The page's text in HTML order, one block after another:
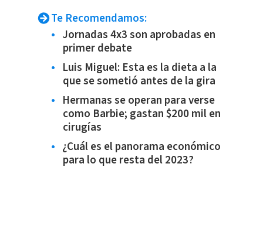
Te Recomendamos:
Jornadas 4x3 son aprobadas en
primer debate
Luis Miguel: Esta es la dieta a la
que se sometió antes de la gira
Hermanas se operan para verse
como Barbie; gastan $200 mil en
cirugías
¿Cuál es el panorama económico
para lo que resta del 2023?